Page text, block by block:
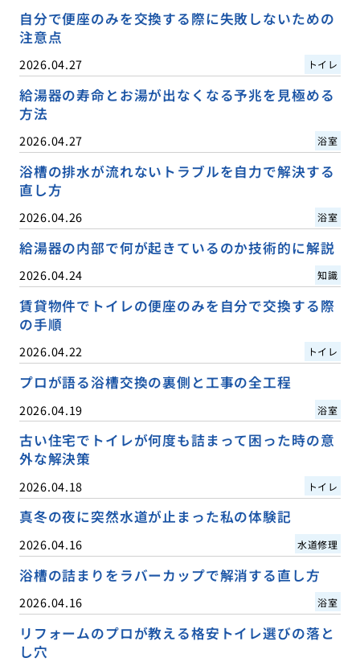
自分で便座のみを交換する際に失敗しないための
注意点
2026.04.27 トイレ
給湯器の寿命とお湯が出なくなる予兆を見極める
方法
2026.04.27 浴室
浴槽の排水が流れないトラブルを自力で解決する
直し方
2026.04.26 浴室
給湯器の内部で何が起きているのか技術的に解説
2026.04.24 知識
賃貸物件でトイレの便座のみを自分で交換する際
の手順
2026.04.22 トイレ
プロが語る浴槽交換の裏側と工事の全工程
2026.04.19 浴室
古い住宅でトイレが何度も詰まって困った時の意
外な解決策
2026.04.18 トイレ
真冬の夜に突然水道が止まった私の体験記
2026.04.16 水道修理
浴槽の詰まりをラバーカップで解消する直し方
2026.04.16 浴室
リフォームのプロが教える格安トイレ選びの落と
し穴